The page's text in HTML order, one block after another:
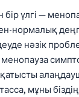
бір үлгі —
нормалық
нәзік
менопауза
мұны біздің